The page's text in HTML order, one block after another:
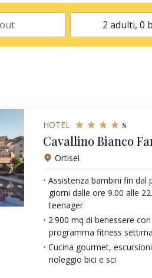
HOTEL s
Cavallino Bianco
Ortisei
Assistenza bambini fin
giorni dalle ore 9.00 alle
teenager
2.900 mq di benessere
programma fitness
Cucina gourmet,
noleggio bici e sci